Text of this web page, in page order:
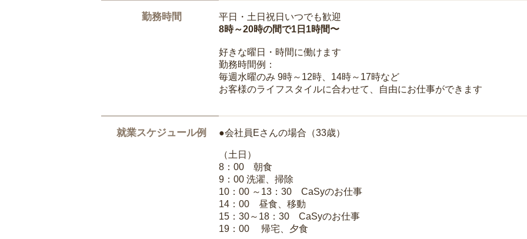
勤務時間
平日・土日祝日いつでも歓迎
8時～20時の間で1日1時間〜
好きな曜日・時間に働けます
勤務時間例：
毎週水曜のみ 9時～12時、14時～17時など
お客様のライフスタイルに合わせて、自由にお仕事ができます
就業スケジュール例 ●会社員Eさんの場合（33歳）
（土日）
8：00 朝食
9：00 洗濯、掃除
10：00 ～13：30 CaSyのお仕事
14：00 昼食、移動
15：30～18：30 CaSyのお仕事
19：00 帰宅、夕食